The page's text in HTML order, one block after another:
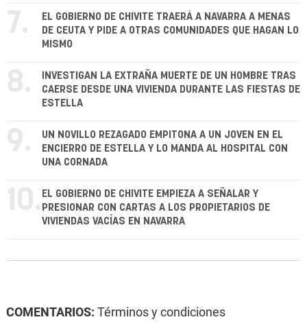
7.
EL GOBIERNO DE CHIVITE TRAERÁ A NAVARRA A MENAS
DE CEUTA Y PIDE A OTRAS COMUNIDADES QUE HAGAN LO
MISMO
8.
INVESTIGAN LA EXTRAÑA MUERTE DE UN HOMBRE TRAS
CAERSE DESDE UNA VIVIENDA DURANTE LAS FIESTAS DE
ESTELLA
9.
UN NOVILLO REZAGADO EMPITONA A UN JOVEN EN EL
ENCIERRO DE ESTELLA Y LO MANDA AL HOSPITAL CON
UNA CORNADA
10. EL GOBIERNO DE CHIVITE EMPIEZA A SEÑALAR Y
PRESIONAR CON CARTAS A LOS PROPIETARIOS DE
VIVIENDAS VACÍAS EN NAVARRA
COMENTARIOS: Términos y condiciones